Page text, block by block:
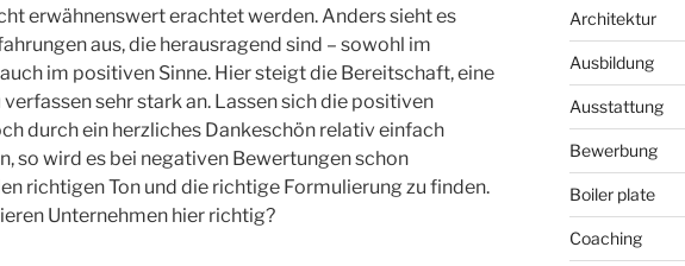
erwähnenswert erachtet werden. Anders sieht es
aus, die herausragend sind – sowohl im
im positiven Sinne. Hier steigt die Bereitschaft, eine
sehr stark an. Lassen sich die positiven
durch ein herzliches Dankeschön relativ einfach
so wird es bei negativen Bewertungen schon
richtigen Ton und die richtige Formulierung zu finden.
Unternehmen hier richtig?
Architektur
Ausbildung
Ausstattung
Bewerbung
Boiler plate
Coaching